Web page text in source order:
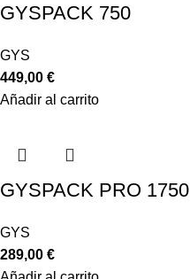
GYSPACK 750
GYS
449,00 €
Añadir al carrito
GYSPACK PRO 1750
GYS
289,00 €